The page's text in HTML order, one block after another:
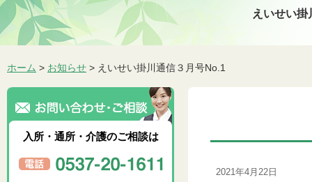
えいせい掛
ホーム > お知らせ > えいせい掛川通信３月号No.1
2021年4月22日
入所・通所・介護のご相談は